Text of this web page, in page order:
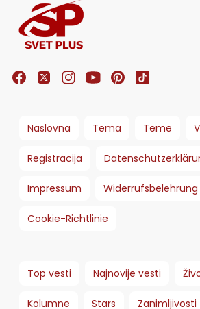
Naslovna Tema Teme
Registracija
Impressum Widerrufsbelehrung
Cookie-Richtlinie
Top vesti Najnovije vesti
Kolumne Stars Zanimljivosti